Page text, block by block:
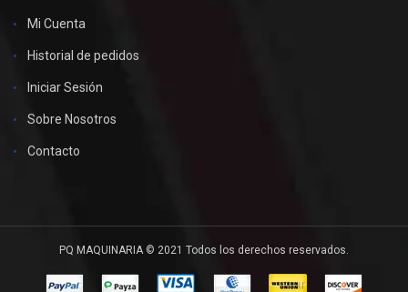
Mi Cuenta
Historial de pedidos
Iniciar Sesión
Sobre Nosotros
Contacto
PQ MAQUINARIA © 2021 Todos los derechos reservados.